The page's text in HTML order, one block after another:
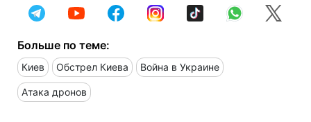
Больше по теме:
Киев Обстрел Киева Война в Украине
Атака дронов